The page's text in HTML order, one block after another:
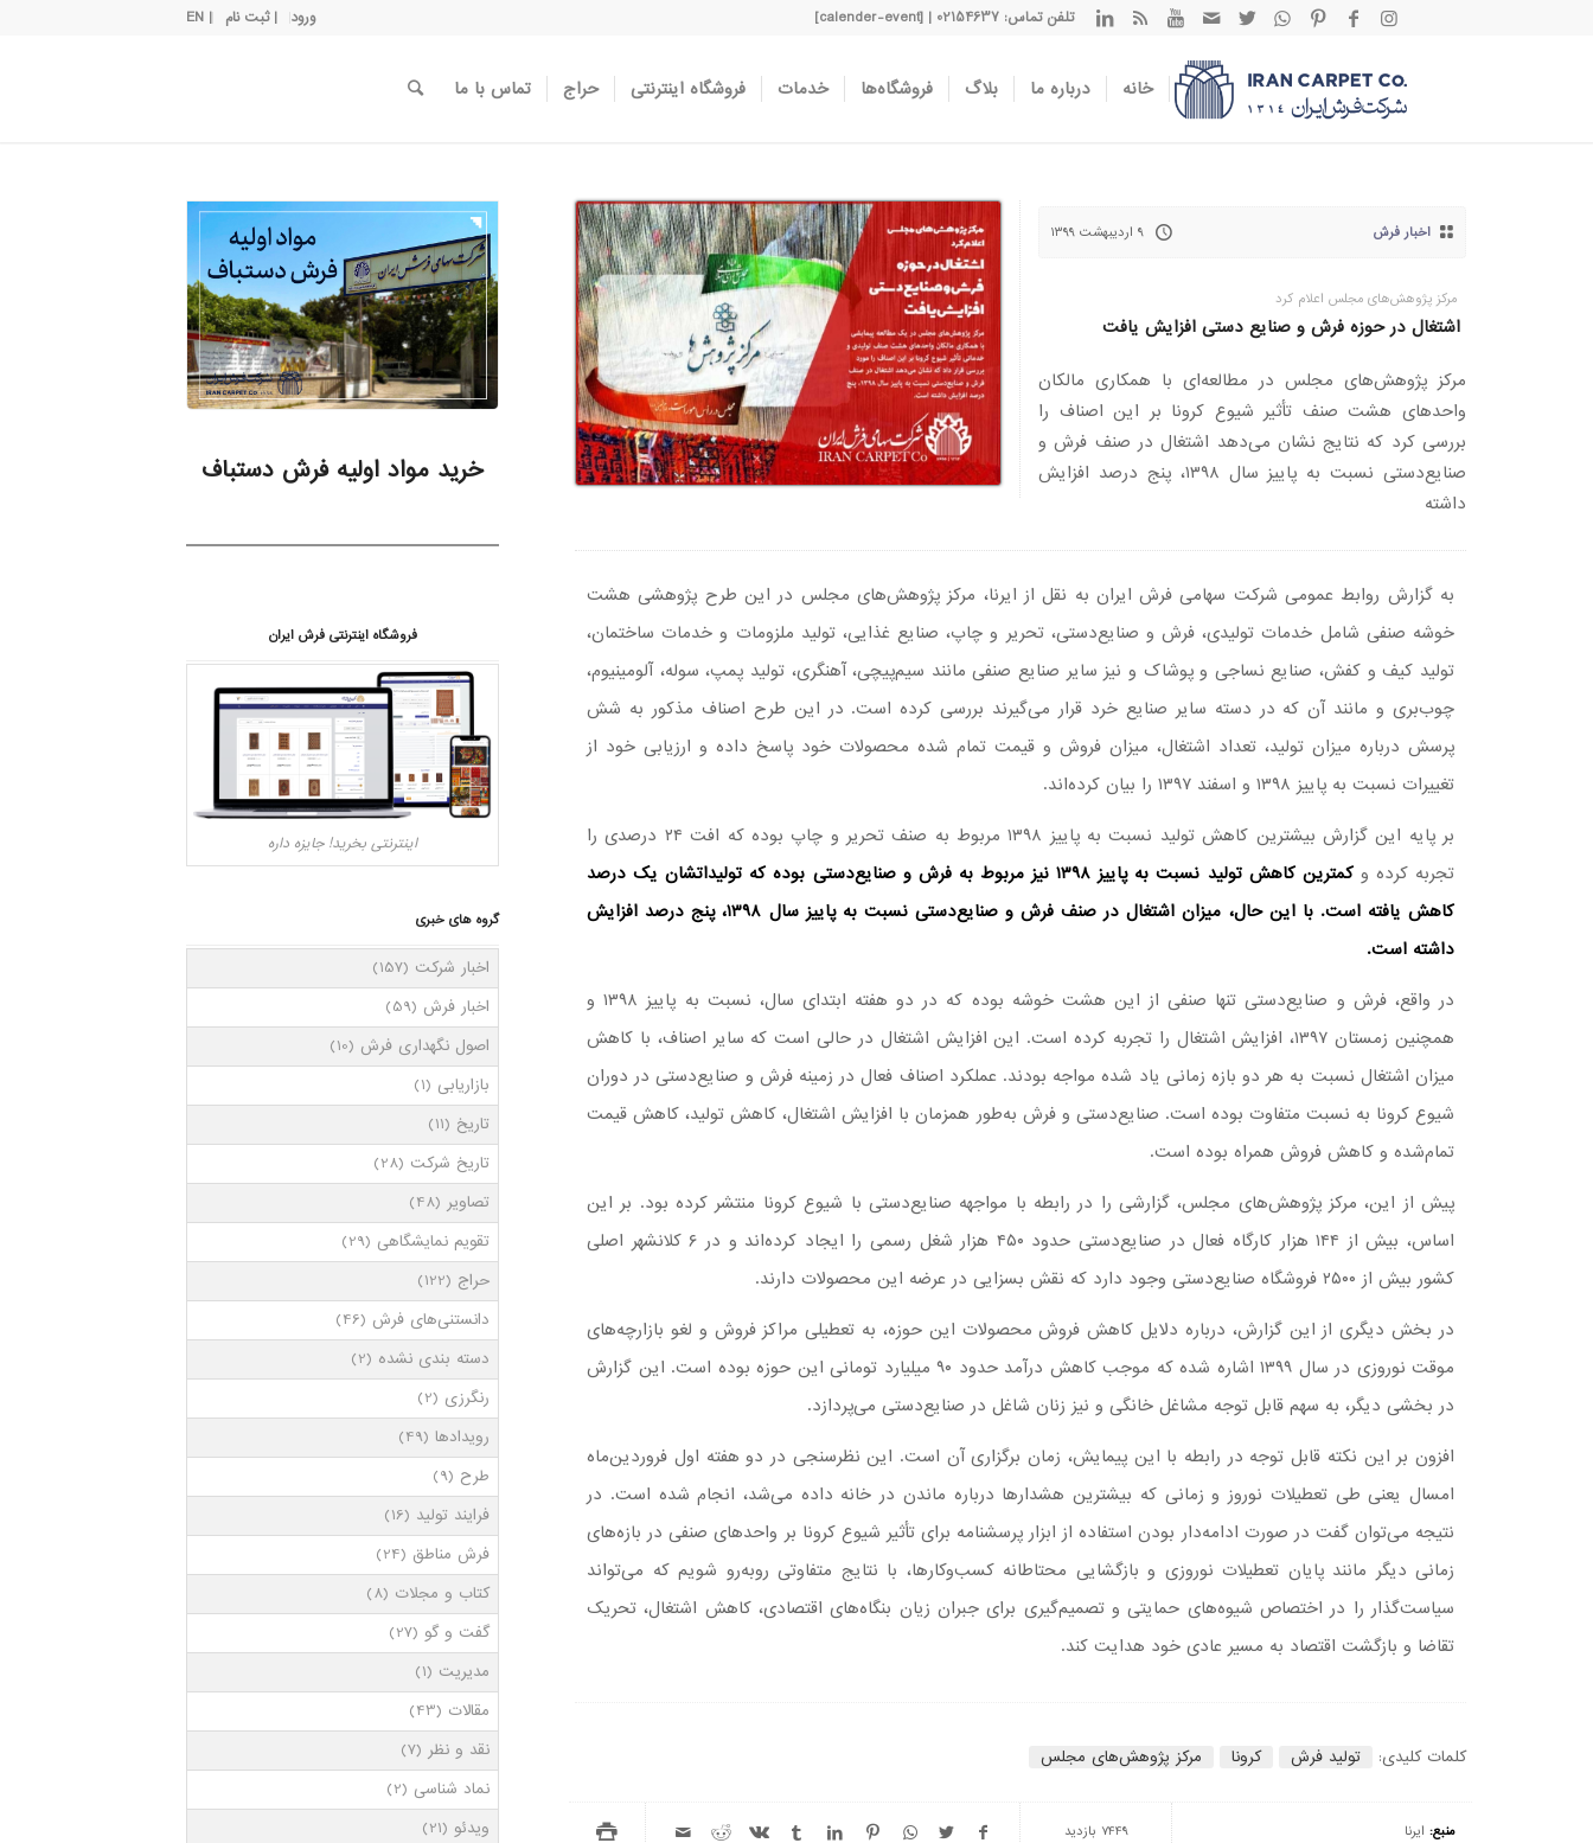
ورود | ثبت نام | EN تلفن تماس: 02154637 | [calender-event]
خانه درباره ما بلاگ فروشگاه‌ها خدمات فروشگاه اینترنتی حراج تماس با ما
اخبار فرش ۹ اردیبهشت ۱۳۹۹
مرکز پژوهش‌های مجلس اعلام کرد
اشتغال در حوزه فرش و صنایع دستی افزایش یافت
مرکز پژوهش‌های مجلس در مطالعه‌ای با همکاری مالکان
واحدهای هشت صنف تأثیر شیوع کرونا بر این اصناف را
بررسی کرد که نتایج نشان می‌دهد اشتغال در صنف فرش و
صنایع‌دستی نسبت به پاییز سال ۱۳۹۸، پنج درصد افزایش
داشته
به گزارش روابط عمومی شرکت سهامی فرش ایران به نقل از ایرنا، مرکز پژوهش‌های مجلس در این طرح پژوهشی هشت
خوشه صنفی شامل خدمات تولیدی، فرش و صنایع‌دستی، تحریر و چاپ، صنایع غذایی، تولید ملزومات و خدمات ساختمان،
تولید کیف و کفش، صنایع نساجی و پوشاک و نیز سایر صنایع صنفی مانند سیم‌پیچی، آهنگری، تولید پمپ، سوله، آلومینیوم،
چوب‌بری و مانند آن که در دسته سایر صنایع خرد قرار می‌گیرند بررسی کرده است. در این طرح اصناف مذکور به شش
پرسش درباره میزان تولید، تعداد اشتغال، میزان فروش و قیمت تمام شده محصولات خود پاسخ داده و ارزیابی خود از
تغییرات نسبت به پاییز ۱۳۹۸ و اسفند ۱۳۹۷ را بیان کرده‌اند.
بر پایه این گزارش بیشترین کاهش تولید نسبت به پاییز ۱۳۹۸ مربوط به صنف تحریر و چاپ بوده که افت ۲۴ درصدی را
تجربه کرده و
کمترین کاهش تولید نسبت به پاییز ۱۳۹۸ نیز مربوط به فرش و صنایع‌دستی بوده که تولیداتشان یک درصد
کاهش یافته است. با این حال، میزان اشتغال در صنف فرش و صنایع‌دستی نسبت به پاییز سال ۱۳۹۸، پنج درصد افزایش
داشته است.
در واقع، فرش و صنایع‌دستی تنها صنفی از این هشت خوشه بوده که در دو هفته ابتدای سال، نسبت به پاییز ۱۳۹۸ و
همچنین زمستان ۱۳۹۷، افزایش اشتغال را تجربه کرده است. این افزایش اشتغال در حالی است که سایر اصناف، با کاهش
میزان اشتغال نسبت به هر دو بازه زمانی یاد شده مواجه بودند. عملکرد اصناف فعال در زمینه فرش و صنایع‌دستی در دوران
شیوع کرونا به نسبت متفاوت بوده است. صنایع‌دستی و فرش به‌طور همزمان با افزایش اشتغال، کاهش تولید، کاهش قیمت
تمام‌شده و کاهش فروش همراه بوده است.
پیش از این، مرکز پژوهش‌های مجلس، گزارشی را در رابطه با مواجهه صنایع‌دستی با شیوع کرونا منتشر کرده بود. بر این
اساس، بیش از ۱۴۴ هزار کارگاه فعال در صنایع‌دستی حدود ۴۵۰ هزار شغل رسمی را ایجاد کرده‌اند و در ۶ کلانشهر اصلی
کشور بیش از ۲۵۰۰ فروشگاه صنایع‌دستی وجود دارد که نقش بسزایی در عرضه این محصولات دارند.
در بخش دیگری از این گزارش، درباره دلایل کاهش فروش محصولات این حوزه، به تعطیلی مراکز فروش و لغو بازارچه‌های
موقت نوروزی در سال ۱۳۹۹ اشاره شده که موجب کاهش درآمد حدود ۹۰ میلیارد تومانی این حوزه بوده است. این گزارش
در بخشی دیگر، به سهم قابل توجه مشاغل خانگی و نیز زنان شاغل در صنایع‌دستی می‌پردازد.
افزون بر این نکته قابل توجه در رابطه با این پیمایش، زمان برگزاری آن است. این نظرسنجی در دو هفته اول فروردین‌ماه
امسال یعنی طی تعطیلات نوروز و زمانی که بیشترین هشدارها درباره ماندن در خانه داده می‌شد، انجام شده است. در
نتیجه می‌توان گفت در صورت ادامه‌دار بودن استفاده از ابزار پرسشنامه برای تأثیر شیوع کرونا بر واحدهای صنفی در بازه‌های
زمانی دیگر مانند پایان تعطیلات نوروزی و بازگشایی محتاطانه کسب‌وکارها، با نتایج متفاوتی روبه‌رو شویم که می‌تواند
سیاست‌گذار را در اختصاص شیوه‌های حمایتی و تصمیم‌گیری برای جبران زیان بنگاه‌های اقتصادی، کاهش اشتغال، تحریک
تقاضا و بازگشت اقتصاد به مسیر عادی خود هدایت کند.
کلمات کلیدی: تولید فرش کرونا مرکز پژوهش‌های مجلس
منبع: ایرنا 7449 بازدید
خرید مواد اولیه فرش دستباف
فروشگاه اینترنتی فرش ایران
اینترنتی بخرید! جایزه داره
گروه های خبری
اخبار شرکت (157)
اخبار فرش (59)
اصول نگهداری فرش (10)
بازاریابی (1)
تاریخ (11)
تاریخ شرکت (28)
تصاویر (48)
تقویم نمایشگاهی (29)
حراج (122)
دانستنی‌های فرش (46)
دسته بندی نشده (2)
رنگرزی (2)
رویدادها(49)
طرح (9)
فرایند تولید (16)
فرش مناطق (24)
کتاب و مجلات (8)
گفت و گو (27)
مدیریت (1)
مقالات (43)
نقد و نظر (7)
نماد شناسی (2)
ویدئو (21)